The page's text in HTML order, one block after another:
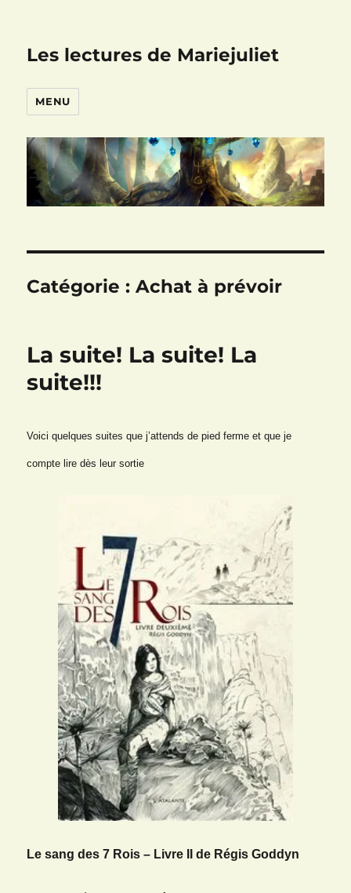
Les lectures de Mariejuliet
MENU
Catégorie :Achat à prévoir
La suite! La suite! La
suite!!!
Voici quelques suites que j’attends de pied ferme et que je
compte lire dès leur sortie
Le sang des 7 Rois – Livre II de Régis Goddyn